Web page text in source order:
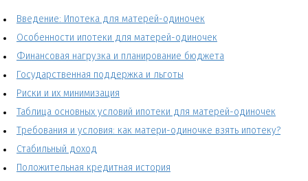
Введение: Ипотека для матерей-одиночек
Особенности ипотеки для матерей-одиночек
Финансовая нагрузка и планирование бюджета
Государственная поддержка и льготы
Риски и их минимизация
Таблица основных условий ипотеки для матерей-одиночек
Требования и условия: как матери-одиночке взять ипотеку?
Стабильный доход
Положительная кредитная история